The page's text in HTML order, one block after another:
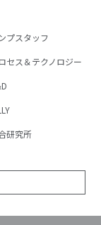
プスタッフ
セス＆テクノロジー
研究所